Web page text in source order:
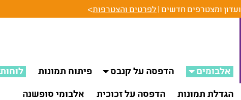
לפרטים והצטרפות>
אלבומים הדפסה על קנבס פיתוח תמונות
הגדלת תמונות
הדפסה על זכוכית אלבומי סופשנה